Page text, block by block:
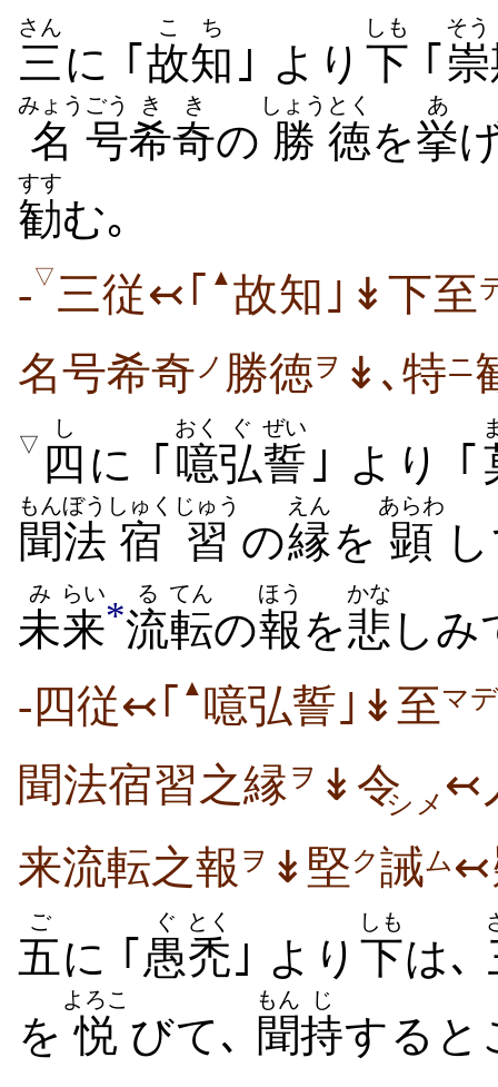
三
さん
に ｢ 故
こ
知
ち
｣ より 下
しも
｢ 崇
そう
名
みょう
号
ごう
希奇
きき
の 勝
しょう
徳
とく
を挙
あ
勧
すす
む｡
-▽三従↢｢ ▲ 故知｣↡下至
名号希奇 ノ 勝徳ヲ ↡､特ニ
▽ 四
し
に ｢ 噫
おく
弘
ぐ
誓
ぜい
｣ より ｢
聞法
もんぼう
宿習
しゅくじゅう
の縁
えん
を 顕
あらわ
未
み
来
らい
*流
る
転
てん
の報
ほう
を悲
かな
しみ
-四従↢｢ ▲ 噫弘誓｣↡至マ
聞法宿習之縁ヲ ↡令シメ ↢
来流転之報 ヲ ↡堅ク誡ム↢
五
ご
に ｢ 愚
ぐ
禿
とく
｣ より 下
しも
は､
を 悦
よろこ
びて､ 聞
もん
持
じ
すると